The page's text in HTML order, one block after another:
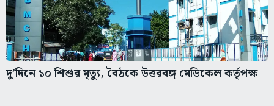
দু’দিনে ১০ শিশুর মৃত্যু, বৈঠকে উত্তরবঙ্গ মেডিকেল কর্তৃপক্ষ